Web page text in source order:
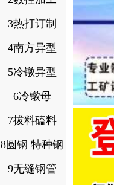
3热打订制
4南方异型
5冷镦异型
6冷镦母
7拔料磕料
8圆钢 特种钢
9无缝钢管